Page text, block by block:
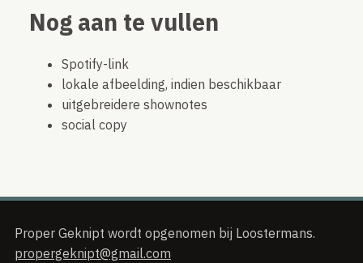
Nog aan te vullen
Spotify-link
lokale afbeelding, indien beschikbaar
uitgebreidere shownotes
social copy
Proper Geknipt wordt opgenomen bij Loostermans.
propergeknipt@gmail.com